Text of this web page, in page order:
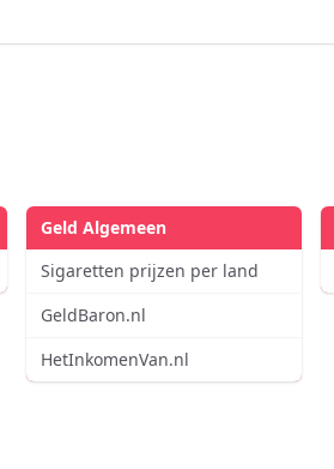
Geld Algemeen
Sigaretten prijzen per land
GeldBaron.nl
HetInkomenVan.nl